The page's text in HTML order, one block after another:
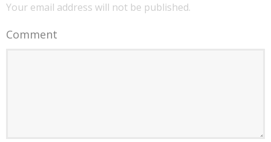
Your email address will not be published.
Comment